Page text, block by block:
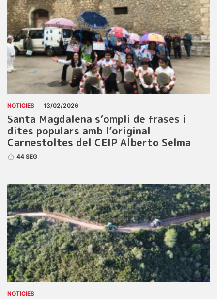
NOTICIES 13/02/2026
Santa Magdalena s’ompli de frases i
dites populars amb l’original
Carnestoltes del CEIP Alberto Selma
44 SEG
NOTICIES